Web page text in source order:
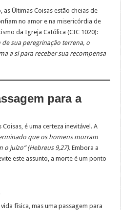
Últimas Coisas estão cheias de
no amor e na misericórdia de
da Igreja Católica (CIC 1020):
de sua peregrinação terrena, o
a si para receber sua recompensa
para a
é uma certeza inevitável. A
que os homens morram
o juízo” (Hebreus 9,27). Embora a
este assunto, a morte é um ponto
física, mas uma passagem para